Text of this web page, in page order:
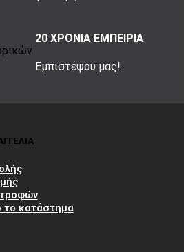
20 ΧΡΟΝΙΑ ΕΜΠΕΙΡΙΑ
Εμπιστέψου μας!
κατάστημα